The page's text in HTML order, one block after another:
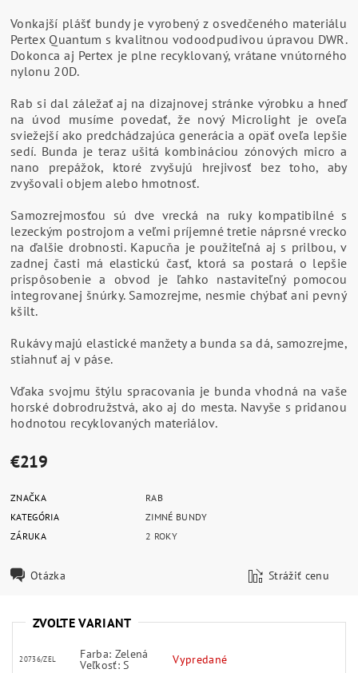
Vonkajší plášť bundy je vyrobený z osvedčeného materiálu
Pertex Quantum s kvalitnou vodoodpudivou úpravou DWR.
Dokonca aj Pertex je plne recyklovaný, vrátane vnútorného
nylonu 20D.
Rab si dal záležať aj na dizajnovej stránke výrobku a hneď
na úvod musíme povedať, že nový Microlight je oveľa
sviežejší ako predchádzajúca generácia a opäť oveľa lepšie
sedí. Bunda je teraz ušitá kombináciou zónových micro a
nano prepážok, ktoré zvyšujú hrejivosť bez toho, aby
zvyšovali objem alebo hmotnosť.
Samozrejmosťou sú dve vrecká na ruky kompatibilné s
lezeckým postrojom a veľmi príjemné tretie náprsné vrecko
na ďalšie drobnosti. Kapucňa je použiteľná aj s prilbou, v
zadnej časti má elastickú časť, ktorá sa postará o lepšie
prispôsobenie a obvod je ľahko nastaviteľný pomocou
integrovanej šnúrky. Samozrejme, nesmie chýbať ani pevný
kšilt.
Rukávy majú elastické manžety a bunda sa dá, samozrejme,
stiahnuť aj v páse.
Vďaka svojmu štýlu spracovania je bunda vhodná na vaše
horské dobrodružstvá, ako aj do mesta. Navyše s pridanou
hodnotou recyklovaných materiálov.
€219
ZNAČKA
RAB
KATEGÓRIA
ZIMNÉ BUNDY
ZÁRUKA
2 ROKY
Otázka Strážiť cenu
ZVOĽTE VARIANT
20736/ZEL Farba: Zelená
Veľkosť: S Vypredané